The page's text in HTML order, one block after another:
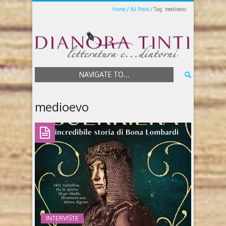
Home All Posts Tag: medioevo
NAVIGATE TO...
medioevo
INTERVISTE